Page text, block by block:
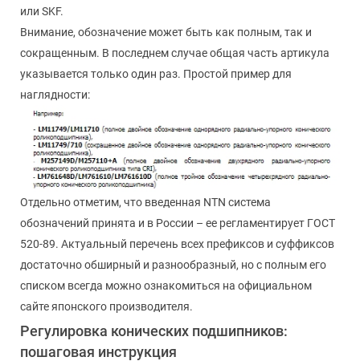
или SKF.
Внимание, обозначение может быть как полным, так и
сокращенным. В последнем случае общая часть артикула
указывается только один раз. Простой пример для
наглядности:
Отдельно отметим, что введенная NTN система
обозначений принята и в России – ее регламентирует ГОСТ
520-89. Актуальный перечень всех префиксов и суффиксов
достаточно обширный и разнообразный, но с полным его
списком всегда можно ознакомиться на официальном
сайте японского производителя.
Регулировка конических подшипников:
пошаговая инструкция